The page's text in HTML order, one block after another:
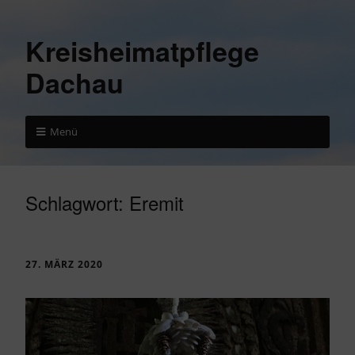
Kreisheimatpflege
Dachau
Menü
Schlagwort: Eremit
27. MÄRZ 2020